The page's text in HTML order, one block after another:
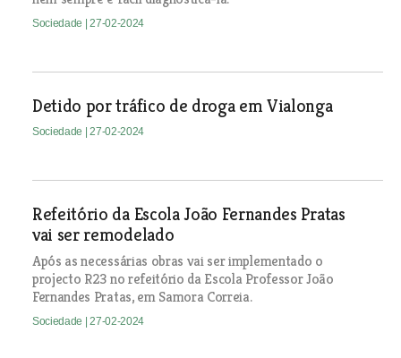
Sociedade | 27-02-2024
Detido por tráfico de droga em Vialonga
Sociedade | 27-02-2024
Refeitório da Escola João Fernandes Pratas
vai ser remodelado
Após as necessárias obras vai ser implementado o
projecto R23 no refeitório da Escola Professor João
Fernandes Pratas, em Samora Correia.
Sociedade | 27-02-2024